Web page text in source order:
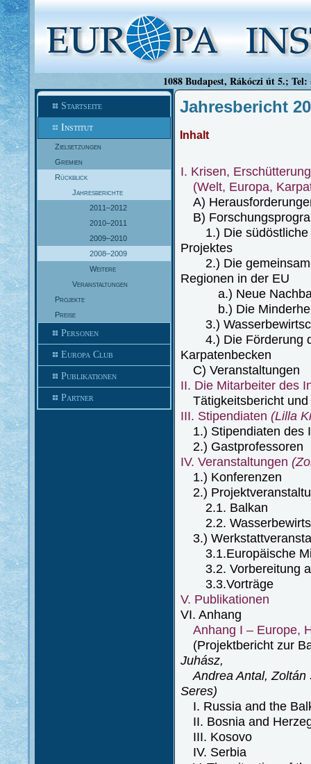
1088 Budapest, Rákóczi út 5.;
Startseite
Institut
Zielsetzungen
Gremien
Rückblick
Jahresberichte
2011–2012
2010–2011
2009–2010
2008–2009
Weitere
Veranstaltungen
Projekte
Preise
Personen
Europa Club
Publikationen
Partner
Jahresbericht
Inhalt
I. Krisen,
(Welt, Europa,
A)
B)
1.) Die südöstliche
Projektes
2.) Die
Regionen in der EU
a.) Neue
b.) Die
3.)
4.) Die Förderung
Karpatenbecken
C) Veranstaltungen
II. Die Mitarbeiter des
Tätigkeitsbericht und
III. Stipendiaten (Lilla
1.) Stipendiaten des
2.) Gastprofessoren
IV. Veranstaltungen
1.) Konferenzen
2.)
2.1. Balkan
2.2.
3.)
3.1.Europäische
3.2. Vorbereitung
3.3.Vorträge
V. Publikationen
VI. Anhang
Anhang I – Europe,
(Projektbericht zur
Juhász,
Andrea Antal, Zoltán
Seres)
I. Russia and the
II. Bosnia and
III. Kosovo
IV. Serbia